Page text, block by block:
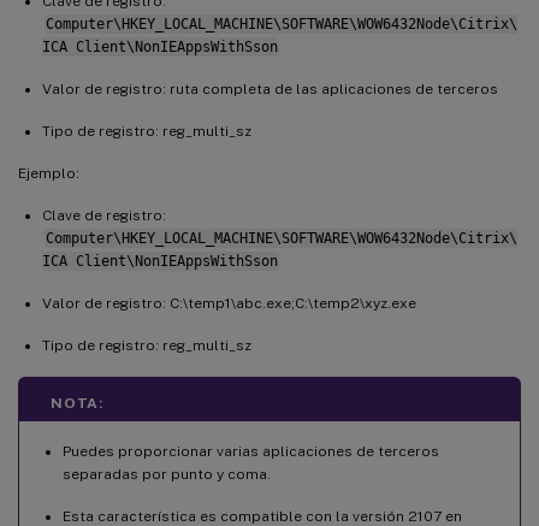
Computer\HKEY_LOCAL_MACHINE\SOFTWARE\WOW6432Node\Citrix\
ICA Client\NonIEAppsWithSson
Valor de registro: ruta completa de las aplicaciones de terceros
Tipo de registro: reg_multi_sz
Ejemplo:
Clave de registro:
Computer\HKEY_LOCAL_MACHINE\SOFTWARE\WOW6432Node\Citrix\
ICA Client\NonIEAppsWithSson
Valor de registro: C:\temp1\abc.exe;C:\temp2\xyz.exe
Tipo de registro: reg_multi_sz
NOTA:
Puedes proporcionar varias aplicaciones de terceros
separadas por punto y coma.
Esta característica es compatible con la versión 2107 en